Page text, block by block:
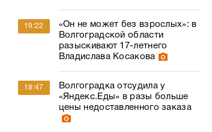
19:22
«Он не может без взрослых»: в
Волгоградской области
разыскивают 17-летнего
Владислава Косакова
18:47
Волгоградка отсудила у
«Яндекс.Еды» в разы больше
цены недоставленного заказа